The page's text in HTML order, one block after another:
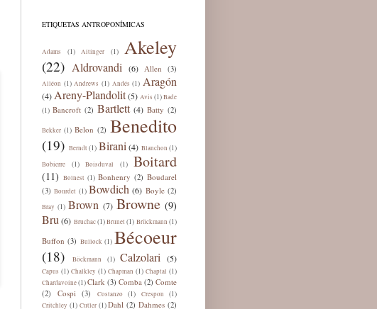
ETIQUETAS ANTROPONÍMICAS
Adams (1) Aitinger (1) Akeley
(22) Aldrovandi (6) Allen (3)
Alléon (1) Andrews (1) Andés (1) Aragón
(4)Areny-Plandolit(5) Avis (1)Bade
(1) Bancroft (2) Bartlett (4) Batty (2)
Bekker (1) Belon (2) Benedito
(19) Berndt (1) Birani (4) Blanchon (1)
Bobierre (1) Boisduval (1) Boitard
(11) Bolnest (1) Bonhenry (2) Boudarel
(3) Bourdet (1) Bowdich (6) Boyle (2)
Bray (1) Brown (7) Browne (9)
Bru (6) Bruchac (1)Brunet (1) Brückmann (1)
Buffon (3) Bullock (1) Bécoeur
(18) Böckmann (1) Calzolari (5)
Capus (1) Chalkley (1) Chapman (1) Chaptal (1)
Chardavoine(1)Clark (3) Comba (2) Comte
(2) Cospi (3) Costanzo (1) Crespon (1)
Critchley (1) Cutler (1) Dahl (2) Dahmes (2)